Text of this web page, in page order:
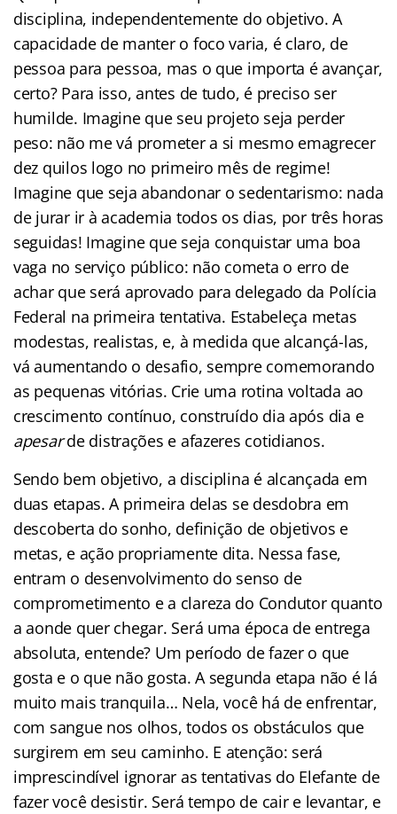
disciplina, independentemente do objetivo. A
capacidade de manter o foco varia, é claro, de
pessoa para pessoa, mas o que importa é avançar,
certo? Para isso, antes de tudo, é preciso ser
humilde. Imagine que seu projeto seja perder
peso: não me vá prometer a si mesmo emagrecer
dez quilos logo no primeiro mês de regime!
Imagine que seja abandonar o sedentarismo: nada
de jurar ir à academia todos os dias, por três horas
seguidas! Imagine que seja conquistar uma boa
vaga no serviço público: não cometa o erro de
achar que será aprovado para delegado da Polícia
Federal na primeira tentativa. Estabeleça metas
modestas, realistas, e, à medida que alcançá-las,
vá aumentando o desafio, sempre comemorando
as pequenas vitórias. Crie uma rotina voltada ao
crescimento contínuo, construído dia após dia e
apesarde distrações e afazeres cotidianos.
Sendo bem objetivo, a disciplina é alcançada em
duas etapas. A primeira delas se desdobra em
descoberta do sonho, definição de objetivos e
metas, e ação propriamente dita. Nessa fase,
entram o desenvolvimento do senso de
comprometimento e a clareza do Condutor quanto
a aonde quer chegar. Será uma época de entrega
absoluta, entende? Um período de fazer o que
gosta e o que não gosta. A segunda etapa não é lá
muito mais tranquila… Nela, você há de enfrentar,
com sangue nos olhos, todos os obstáculos que
surgirem em seu caminho. E atenção: será
imprescindível ignorar as tentativas do Elefante de
fazer você desistir. Será tempo de cair e levantar, e